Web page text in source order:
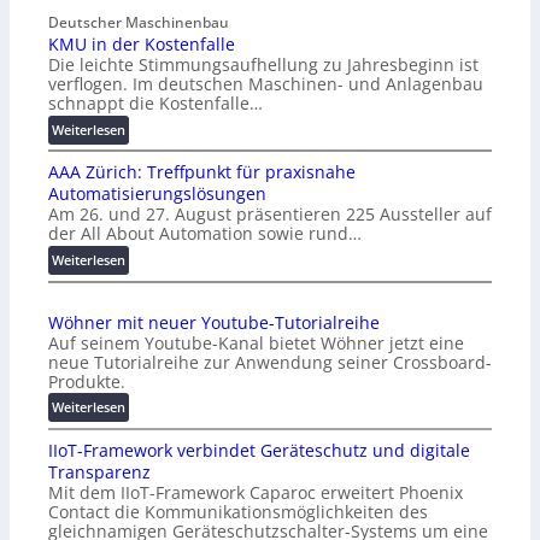
Deutscher Maschinenbau
KMU in der Kostenfalle
Die leichte Stimmungsaufhellung zu Jahresbeginn ist
verflogen. Im deutschen Maschinen- und Anlagenbau
schnappt die Kostenfalle…
Weiterlesen:
K
M
U
i
n
d
e
K
o
s
e
n
f
a
l
l
AAA Zürich: Treffpunkt für praxisnahe
Automatisierungslösungen
Am 26. und 27. August präsentieren 225 Aussteller auf
der All About Automation sowie rund…
Weiterlesen:
A
A
Z
ü
r
i
c
h
:
T
r
Wöhner mit neuer Youtube-Tutorialreihe
Auf seinem Youtube-Kanal bietet Wöhner jetzt eine
neue Tutorialreihe zur Anwendung seiner Crossboard-
Produkte.
Weiterlesen:
W
ö
h
n
e
r
IIoT-Framework verbindet Geräteschutz und digitale
Transparenz
Mit dem IIoT-Framework Caparoc erweitert Phoenix
Contact die Kommunikationsmöglichkeiten des
gleichnamigen Geräteschutzschalter-Systems um eine